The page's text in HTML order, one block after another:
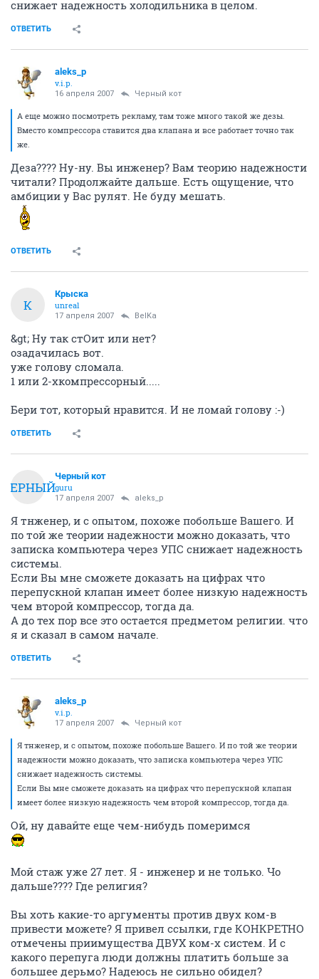
снижает надежность холодильника в целом.
ОТВЕТИТЬ
aleks_p
v.i.p.
16 апреля 2007 Черный кот
А еще можно посмотреть рекламу, там тоже много такой же дезы.
Вместо компрессора ставится два клапана и все работает точно так
же.
Деза???? Ну-ну. Вы инженер? Вам теорию надежности
читали? Продолжайте дальше. Есть ощущение, что
амбиции у Вас рулят. Не буду мешать.
ОТВЕТИТЬ
К
Крыска
unreal
17 апреля 2007 BelKa
&gt; Ну так стОит или нет?
озадачилась вот.
уже голову сломала.
1 или 2-хкомпрессорный.....
Бери тот, который нравится. И не ломай голову :-)
ОТВЕТИТЬ
ЧЕРНЫЙ
Черный кот
guru
17 апреля 2007 aleks_p
Я тнженер, и с опытом, похоже побольше Вашего. И
по той же теории надежности можно доказать, что
записка компьютера через УПС снижает надежность
системы.
Если Вы мне сможете доказать на цифрах что
перепускной клапан имеет более низкую надежность
чем второй компрессор, тогда да.
А до тех пор все это остается предметом религии. что
я и сказал в самом начале.
ОТВЕТИТЬ
aleks_p
v.i.p.
17 апреля 2007 Черный кот
Я тнженер, и с опытом, похоже побольше Вашего. И по той же теории
надежности можно доказать, что записка компьютера через УПС
снижает надежность системы.
Если Вы мне сможете доказать на цифрах что перепускной клапан
имеет более низкую надежность чем второй компрессор, тогда да.
Ой, ну давайте еще чем-нибудь померимся
Мой стаж уже 27 лет. Я - инженер и не только. Чо
дальше???? Где религия?
Вы хоть какие-то аргументы против двух ком-в
привести можете? Я привел ссылки, где КОНКРЕТНО
отмечены приимущества ДВУХ ком-х систем. И с
какого перепуга люди должны платить больше за
большее дерьмо? Надеюсь не сильно обидел?